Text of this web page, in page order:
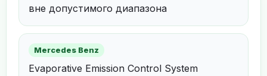
вне допустимого диапазона
Mercedes Benz
Evaporative Emission Control System